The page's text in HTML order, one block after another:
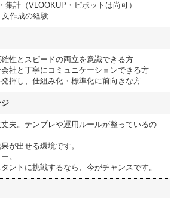
集計（VLOOKUP・ピボットは尚可）
文作成の経験
性とスピードの両立を意識できる方
会社と丁寧にコミュニケーションできる方
発揮し、仕組み化・標準化に前向きな方
夫。テンプレや運用ルールが整っているの
が出せる環境です。
。
ントに挑戦するなら、今がチャンスです。